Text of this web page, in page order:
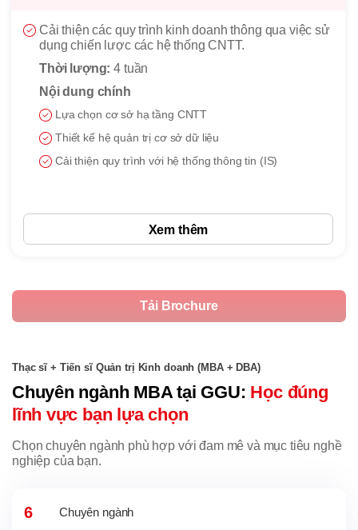
Tối ưu hóa hiệu suất chuỗi cung ứng thông qua
quản trị quy trình và năng lực vận hành.
Nội dung chính
Chiến lược chuỗi cung ứng
Tối ưu hóa thiết kế quy trình
Quản trị kho bãi và logistics
Xem thêm
Tải Brochure
Thạc sĩ + Tiến sĩ Quản trị Kinh doanh (MBA + DBA)
Chuyên ngành MBA tại GGU: Học đúng
lĩnh vực bạn lựa chọn
Chọn chuyên ngành phù hợp với đam mê và mục tiêu nghề
nghiệp của bạn.
6 Chuyên ngành